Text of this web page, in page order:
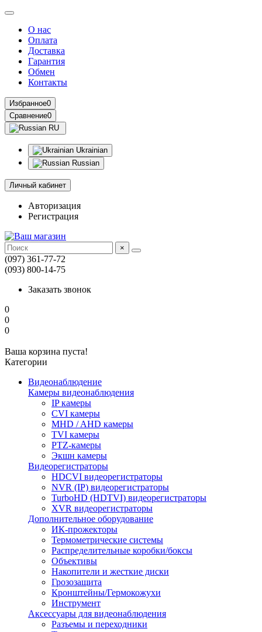
О нас
Оплата
Доставка
Гарантия
Обмен
Контакты
Избранное0
Сравнение0
RU
Ukrainian
Russian
Личный кабинет
Авторизация
Регистрация
×
(097) 361-77-72
(093) 800-14-75
Заказать звонок
0
0
0
Ваша корзина пуста!
Категории
Видеонаблюдение
Камеры видеонаблюдения
IP камеры
CVI камеры
MHD / AHD камеры
TVI камеры
PTZ-камеры
Экшн камеры
Видеорегистраторы
HDCVI видеорегистраторы
NVR (IP) видеорегистраторы
TurboHD (HDTVI) видеорегистраторы
XVR видеорегистраторы
Дополнительное оборудование
ИК-прожекторы
Термометрические системы
Распределительные коробки/боксы
Объективы
Накопители и жесткие диски
Грозозащита
Кронштейны/Гермокожухи
Инструмент
Аксессуары для видеонаблюдения
Разъемы и переходники